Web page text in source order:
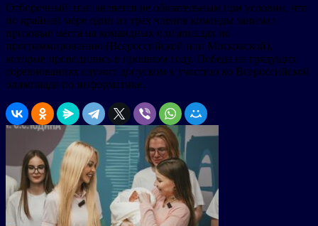
Отборочный этап является не обязательным при условии, что
по крайней мере один из трех членов команды занимал
призовые места на командных олимпиадах по
программированию (Всероссийской или Московской),
которые проводились в прошлом году. Победа на грядущих
соревнованиях служит допуском к участию во Всероссийской
олимпиаде по информатике.